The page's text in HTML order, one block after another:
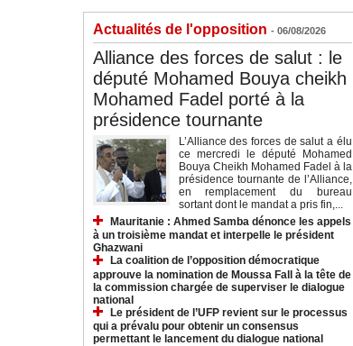
Actualités de l'opposition - 06/08/2026
Alliance des forces de salut : le
député Mohamed Bouya cheikh
Mohamed Fadel porté à la
présidence tournante
L’Alliance des forces de salut a élu
ce mercredi le député Mohamed
Bouya Cheikh Mohamed Fadel à la
présidence tournante de l’Alliance,
en remplacement du bureau
sortant dont le mandat a pris fin,...
Mauritanie : Ahmed Samba dénonce les appels
à un troisième mandat et interpelle le président
Ghazwani
La coalition de l’opposition démocratique
approuve la nomination de Moussa Fall à la tête de
la commission chargée de superviser le dialogue
national
Le président de l’UFP revient sur le processus
qui a prévalu pour obtenir un consensus
permettant le lancement du dialogue national